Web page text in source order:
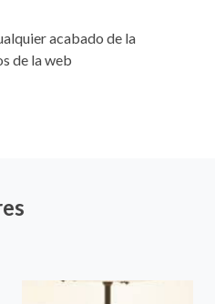
acabado de la
de la web